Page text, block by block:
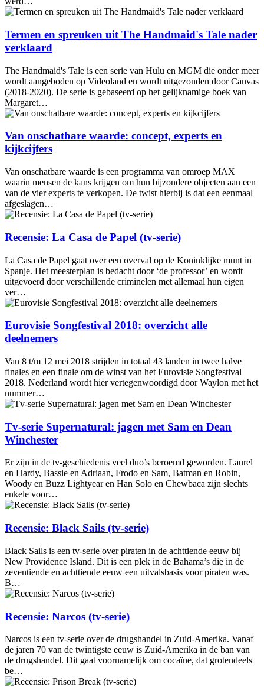
Termen en spreuken uit The Handmaid's Tale nader
verklaard
The Handmaid's Tale is een serie van Hulu en MGM die onder meer
wordt aangeboden op Videoland en wordt uitgezonden door Canvas
(2018-2020). De serie is gebaseerd op het gelijknamige boek van
Margaret…
Van onschatbare waarde: concept, experts en
kijkcijfers
Van onschatbare waarde is een programma van omroep MAX
waarin mensen de kans krijgen om hun bijzondere objecten aan een
van de vier experts te verkopen. De twist hierbij is dat een eenmaal
afgeslagen…
Recensie: La Casa de Papel (tv-serie)
La Casa de Papel gaat over een overval op de Koninklijke munt in
Spanje. Het meesterplan is bedacht door ‘de professor’ en wordt
uitgevoerd door verschillende criminelen met allemaal hun eigen
ver…
Eurovisie Songfestival 2018: overzicht alle
deelnemers
Van 8 t/m 12 mei 2018 strijden in totaal 43 landen in twee halve
finales en een finale om de winst van het Eurovisie Songfestival
2018. Nederland wordt hier vertegenwoordigd door Waylon met het
nummer…
Tv-serie Supernatural: jagen met Sam en Dean
Winchester
Er zijn in de tv-geschiedenis veel duo’s beroemd geworden. Laurel
en Hardy, Bassie en Adriaan, Frodo en Sam, Batman en Robin,
Woody en Buzz Lightyear en Han Solo en Chewbaca zijn slechts
enkele voor…
Recensie: Black Sails (tv-serie)
Black Sails is een tv-serie over piraten in de achttiende eeuw bij
New Providence Island. Dit is een plek in de Bahama’s die in de
zeventiende en achttiende eeuw een uitvalsbasis voor piraten was.
B…
Recensie: Narcos (tv-serie)
Narcos is een tv-serie over de drugshandel in Zuid-Amerika. Vanaf
de jaren 70 van de twintigste eeuw is Zuid-Amerika in de ban van
de drugshandel. Dit gaat voornamelijk om cocaïne, dat grotendeels
be…